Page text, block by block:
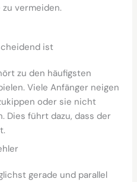
vermeiden.
ist
zu den häufigsten
Viele Anfänger neigen
oder sie nicht
Dies führt dazu, dass der
gerade und parallel